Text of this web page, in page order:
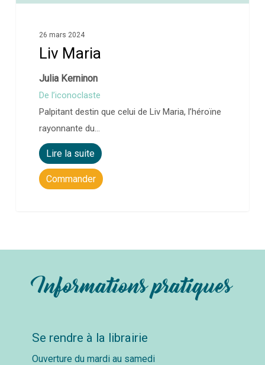
26 mars 2024
Liv Maria
Julia Kerninon
De l’iconoclaste
Palpitant destin que celui de Liv Maria, l’héroïne
rayonnante du…
Lire la suite
Commander
Informations pratiques
Se rendre à la librairie
Ouverture du mardi au samedi